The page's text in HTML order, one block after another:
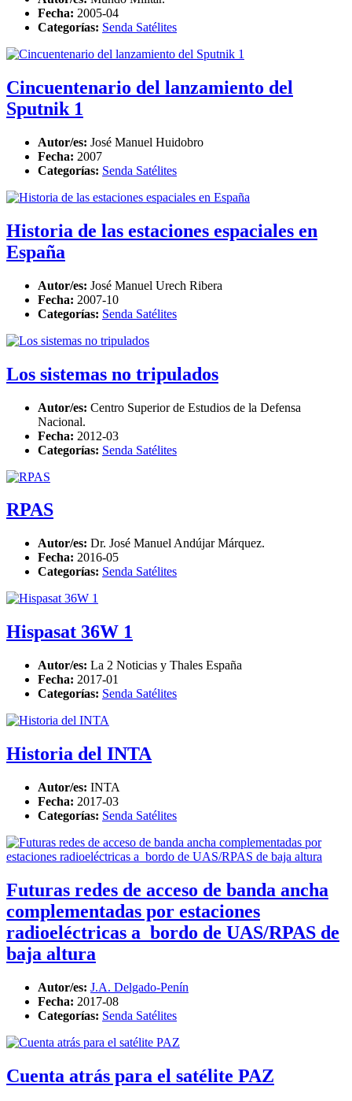
Fecha: 2005-04
Categorías: Senda Satélites
Cincuentenario del lanzamiento del
Sputnik 1
Autor/es: José Manuel Huidobro
Fecha: 2007
Categorías: Senda Satélites
Historia de las estaciones espaciales en
España
Autor/es: José Manuel Urech Ribera
Fecha: 2007-10
Categorías: Senda Satélites
Los sistemas no tripulados
Autor/es: Centro Superior de Estudios de la Defensa
Nacional.
Fecha: 2012-03
Categorías: Senda Satélites
RPAS
Autor/es: Dr. José Manuel Andújar Márquez.
Fecha: 2016-05
Categorías: Senda Satélites
Hispasat 36W 1
Autor/es: La 2 Noticias y Thales España
Fecha: 2017-01
Categorías: Senda Satélites
Historia del INTA
Autor/es: INTA
Fecha: 2017-03
Categorías: Senda Satélites
Futuras redes de acceso de banda ancha
complementadas por estaciones
radioeléctricas a bordo de UAS/RPAS de
baja altura
Autor/es: J.A. Delgado-Penín
Fecha: 2017-08
Categorías: Senda Satélites
Cuenta atrás para el satélite PAZ